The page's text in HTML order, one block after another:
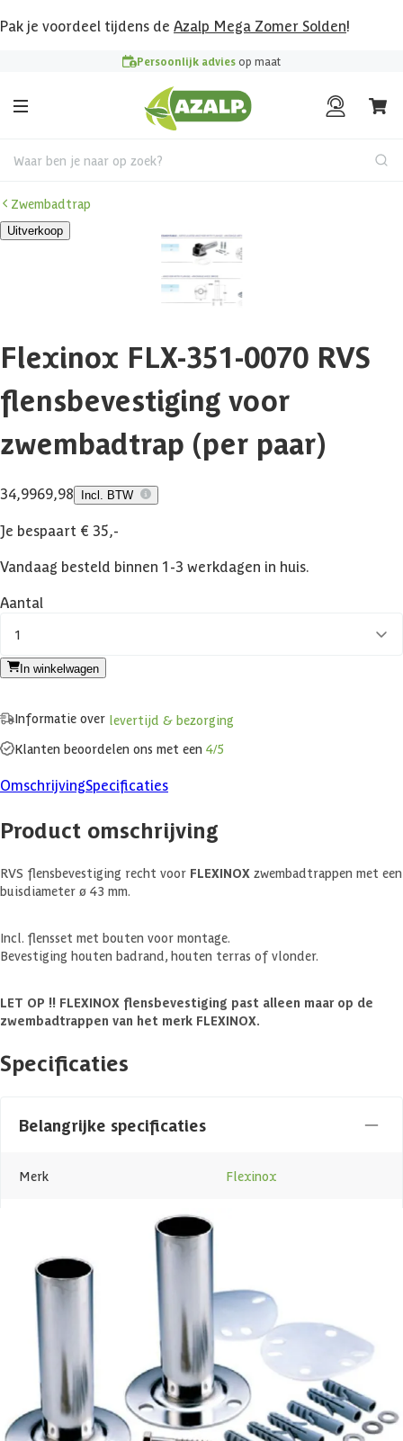
Pak je voordeel tijdens de Azalp Mega Zomer Solden!
Persoonlijk advies op maat
Waar ben je naar op zoek?
Zwembadtrap
Uitverkoop
Flexinox FLX-351-0070 RVS
flensbevestiging voor
zwembadtrap (per paar)
34,9969,98 Incl. BTW
Je bespaart € 35,-
Vandaag besteld binnen 1-3 werkdagen in huis.
Aantal
1
In winkelwagen
Informatie over levertijd & bezorging
Klanten beoordelen ons met een 4/5
OmschrijvingSpecificaties
Product omschrijving
RVS flensbevestiging recht voor FLEXINOX zwembadtrappen met een
buisdiameter ø 43 mm.
Incl. flensset met bouten voor montage.
Bevestiging houten badrand, houten terras of vlonder.
LET OP !! FLEXINOX flensbevestiging past alleen maar op de
zwembadtrappen van het merk FLEXINOX.
Specificaties
Belangrijke specificaties
Merk Flexinox
Azalp artikelcode
EAN-code
Shop meer